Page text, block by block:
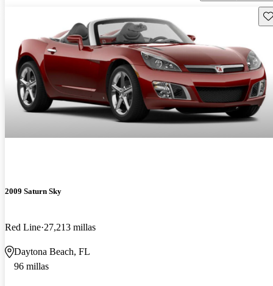
2009 Saturn Sky
Red Line 27,213 millas
Daytona Beach, FL
96 millas